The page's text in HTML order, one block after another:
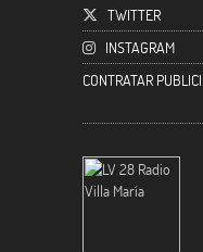
TWITTER
INSTAGRAM
CONTRATAR